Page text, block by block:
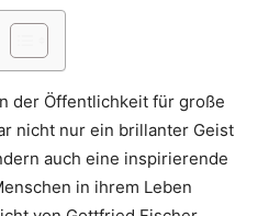
der Öffentlichkeit für große
nicht nur ein brillanter Geist
auch eine inspirierende
in ihrem Leben